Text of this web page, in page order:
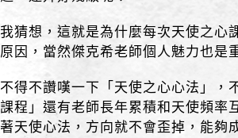
我猜想，這就是為什麼每次天使之心
原因，當然傑克希老師個人魅力也是
不得不讚嘆一下「天使之心心法」，
課程」還有老師長年累積和天使頻率
著天使心法，方向就不會歪掉，能夠